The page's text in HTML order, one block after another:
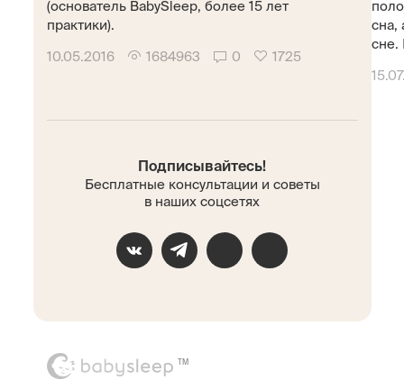
(основатель BabySleep, более 15 лет
практики).
10.05.2016 1684963 0 1725
сна,
сне.
Подписывайтесь!
Бесплатные консультации и советы
в наших соцсетях
TM